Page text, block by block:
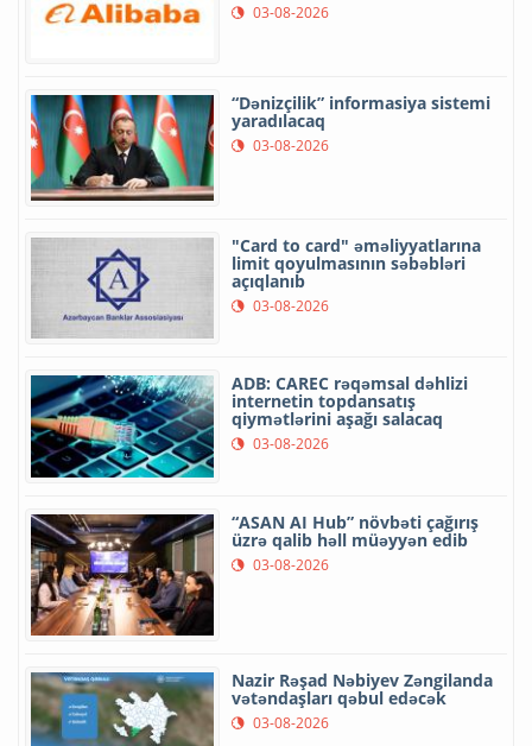
03-08-2026
“Dənizçilik” informasiya sistemi
yaradılacaq
03-08-2026
"Card to card" əməliyyatlarına
limit qoyulmasının səbəbləri
açıqlanıb
03-08-2026
ADB: CAREC rəqəmsal dəhlizi
internetin topdansatış
qiymətlərini aşağı salacaq
03-08-2026
“ASAN AI Hub” növbəti çağırış
üzrə qalib həll müəyyən edib
03-08-2026
Nazir Rəşad Nəbiyev Zəngilanda
vətəndaşları qəbul edəcək
03-08-2026